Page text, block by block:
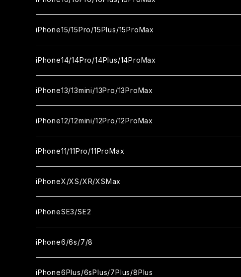
セラミックフィルム
ガラスフィルム
セラミックフィルム
カメラ用フィルム
セラミックフィルム
カメラ用フィルム
iPhone16
ガラスフィルム
セラミックフィルム
iPhone16Pro
ガラスフィルム
セラミックフィルム
iPhone16Plus
ガラスフィルム
セラミックフィルム
iPhone16ProMax
ガラスフィルム
セラミックフィルム
iPhone15/15Pro/15Plus/15ProMax
iPhone15
ガラスフィルム
セラミックフィルム
iPhone15Pro
ガラスフィルム
セラミックフィルム
iPhone15Plus
ガラスフィルム
セラミックフィルム
iPhone15ProMax
ガラスフィルム
セラミックフィルム
iPhone14/14Pro/14Plus/14ProMax
iPhone14
ガラスフィルム
セラミックフィルム
iPhone14Pro
ガラスフィルム
セラミックフィルム
iPhone14Plus
ガラスフィルム
セラミックフィルム
iPhone14ProMax
ガラスフィルム
セラミックフィルム
iPhone13/13mini/13Pro/13ProMax
iPhone13/13Pro
ガラスフィルム
セラミックフィルム
iPhone13mini
ガラスフィルム
セラミックフィルム
iPhone13ProMax
ガラスフィルム
セラミックフィルム
iPhone12/12mini/12Pro/12ProMax
iPhone12/12Pro
ガラスフィルム
セラミックフィルム
iPhone12mini
ガラスフィルム
セラミックフィルム
iPhone12ProMax
ガラスフィルム
セラミックフィルム
iPhone11/11Pro/11ProMax
iPhone11
ガラスフィルム
セラミックフィルム
iPhone11Pro
ガラスフィルム
セラミックフィルム
iPhone11Pro Max
ガラスフィルム
iPhoneX/XS/XR/XSMax
iPhoneX
ガラスフィルム
セラミックフィルム
iPhoneXS
ガラスフィルム
iPhoneXR
iPhoneSE3/SE2
iPhoneSE3
ガラスフィルム
iPhoneSE2
iPhone6/6s/7/8
iPhone8
iPhone6Plus/6sPlus/7Plus/8Plus